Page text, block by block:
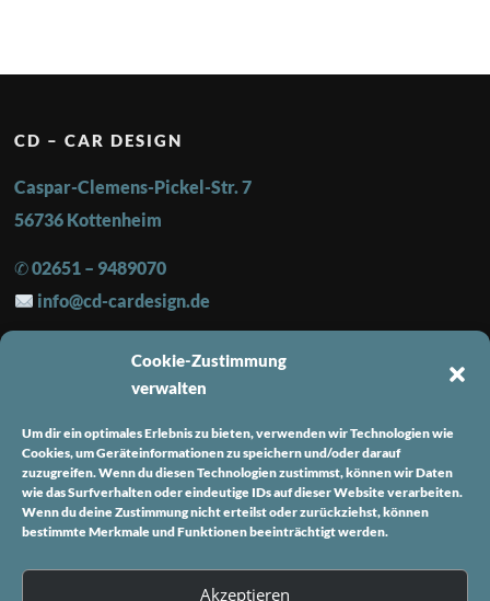
Cookie-Zustimmung
verwalten
Um dir ein optimales Erlebnis zu bieten, verwenden wir Technologien wie
Cookies, um Geräteinformationen zu speichern und/oder darauf
zuzugreifen. Wenn du diesen Technologien zustimmst, können wir Daten
wie das Surfverhalten oder eindeutige IDs auf dieser Website verarbeiten.
Wenn du deine Zustimmung nicht erteilst oder zurückziehst, können
bestimmte Merkmale und Funktionen beeinträchtigt werden.
Akzeptieren
CD – CAR DESIGN
Caspar-Clemens-Pickel-Str. 7
56736 Kottenheim
✆ 02651 – 9489070
info@cd-cardesign.de
Facebook
INFORMATIONEN